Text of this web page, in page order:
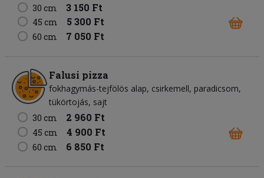
30 cm
3 150 Ft
45 cm 5 300 Ft
60 cm 7 050 Ft
Falusi pizza
fokhagymás-tejfölös alap csirkemell paradicsom
tükörtojás sajt
30 cm
2 960 Ft
45 cm 4 900 Ft
60 cm 6 850 Ft